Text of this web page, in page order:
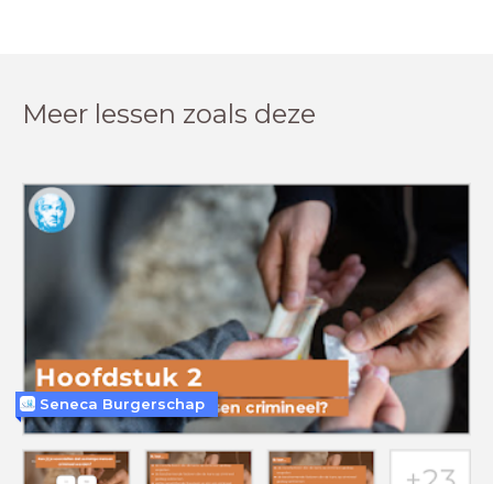
Meer lessen zoals deze
Seneca Burgerschap